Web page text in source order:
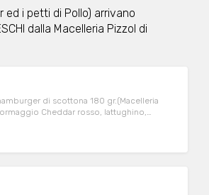
ed i petti di Pollo) arrivano
dalla Macelleria Pizzol di
di scottona 180 gr.(Macelleria
Cheddar rosso, lattughino,